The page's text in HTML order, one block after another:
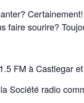
faire sourire?
FM à Castlegar
Société radio